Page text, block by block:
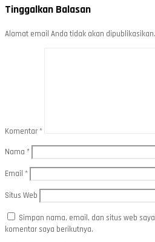
Tinggalkan Balasan
Alamat email Anda tidak akan dipublikasikan.
Komentar*
Nama *
Email *
Situs Web
Simpan nama, email, dan situs web
komentar saya berikutnya.